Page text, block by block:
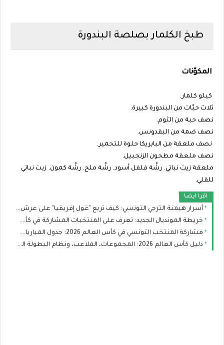
طبخ الكلمار بصلصة البندورة
المكوّنات
كيلو كلمار.
ثلاث حبّات من البندورة كبيرة.
نصف حبة من الثوم.
نصف ضمة من البقدونس.
نصف ملعقة من البابريكا حلوة للتحمير.
نصف ملعقة مطحون الزنجبيل.
ملعقة زيت نباتي. رشّة فلفل أسود. رشّة ملح. رشّة كمون. زيت نباتي
للقلي.
اقرا ايضا
أسرار هيمنة الترجي التونسي: كيف تربع "غول إفريقيا" على عرش الألقاب؟
خريطة المونديال الجديد: تعرف على المنتخبات المشاركة في كأس العالم ومن المرشح للقب؟
مشاركة المنتخب التونسي في كأس العالم 2026: جدول المباريات، التشكيلة، وحظوظ النسور
دليل كأس العالم 2026: المجموعات، الملاعب، ونظام البطولة الجديد